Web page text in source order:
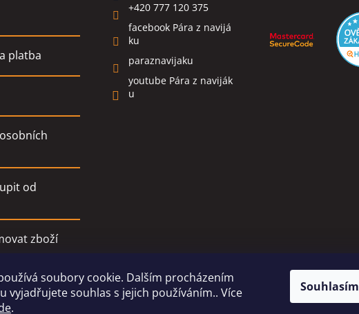
soubory cookie. Dalším procházením
vyjadřujete souhlas s jejich používáním.. Více
.
Souhlasím
platba
od
zboží
podmínky
+420 777 120 375
facebook Pára z navijá
ku
paraznavijaku
youtube Pára z naviják
u